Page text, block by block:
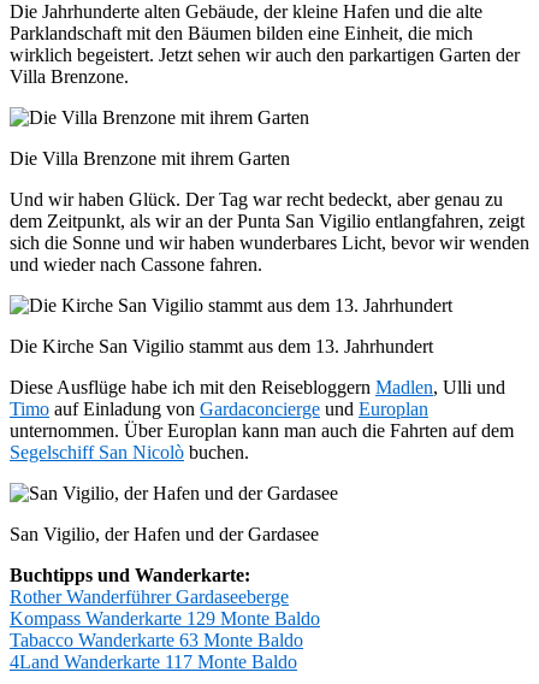
Die Jahrhunderte alten Gebäude, der kleine Hafen und die alte
Parklandschaft mit den Bäumen bilden eine Einheit, die mich
wirklich begeistert. Jetzt sehen wir auch den parkartigen Garten der
Villa Brenzone.
Die Villa Brenzone mit ihrem Garten
Und wir haben Glück. Der Tag war recht bedeckt, aber genau zu
dem Zeitpunkt, als wir an der Punta San Vigilio entlangfahren, zeigt
sich die Sonne und wir haben wunderbares Licht, bevor wir wenden
und wieder nach Cassone fahren.
Die Kirche San Vigilio stammt aus dem 13. Jahrhundert
Diese Ausflüge habe ich mit den Reisebloggern Madlen, Ulli und
Timo auf Einladung von Gardaconcierge und Europlan
unternommen. Über Europlan kann man auch die Fahrten auf dem
Segelschiff San Nicolò buchen.
San Vigilio, der Hafen und der Gardasee
Buchtipps und Wanderkarte:
Rother Wanderführer Gardaseeberge
Kompass Wanderkarte 129 Monte Baldo
Tabacco Wanderkarte 63 Monte Baldo
4Land Wanderkarte 117 Monte Baldo